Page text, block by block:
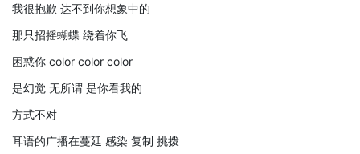
我很抱歉 达不到你想象中的
那只招摇蝴蝶 绕着你飞
困惑你 color color color
是幻觉 无所谓 是你看我的
方式不对
耳语的广播在蔓延 感染 复制 挑拨